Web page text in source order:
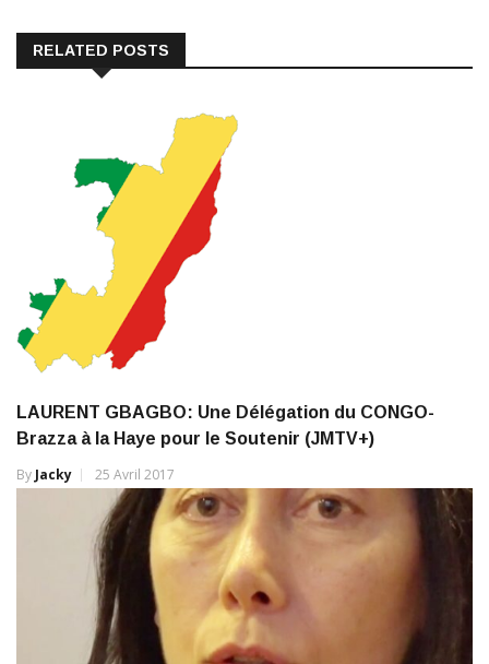
RELATED POSTS
LAURENT GBAGBO: Une Délégation du CONGO-
Brazza à la Haye pour le Soutenir (JMTV+)
By Jacky 25 Avril 2017